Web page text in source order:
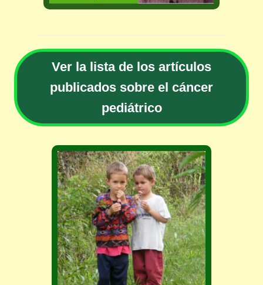
Ver la lista de los artículos
publicados sobre el cáncer
pediátrico